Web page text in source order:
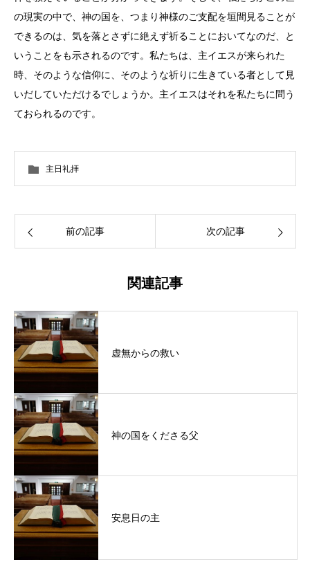
の現実の中で、神の国を、つまり神様のご支配を垣間見ることが
できるのは、気を落とさずに絶えず祈ることにおいてなのだ、と
いうことをも示されるのです。私たちは、主イエスが来られた
時、そのような信仰に、そのような祈りに生きている者として見
いだしていただけるでしょうか。主イエスはそれを私たちに問う
ておられるのです。
主日礼拝
前の記事 次の記事
関連記事
虚無からの救い
神の国をくださる父
安息日の主